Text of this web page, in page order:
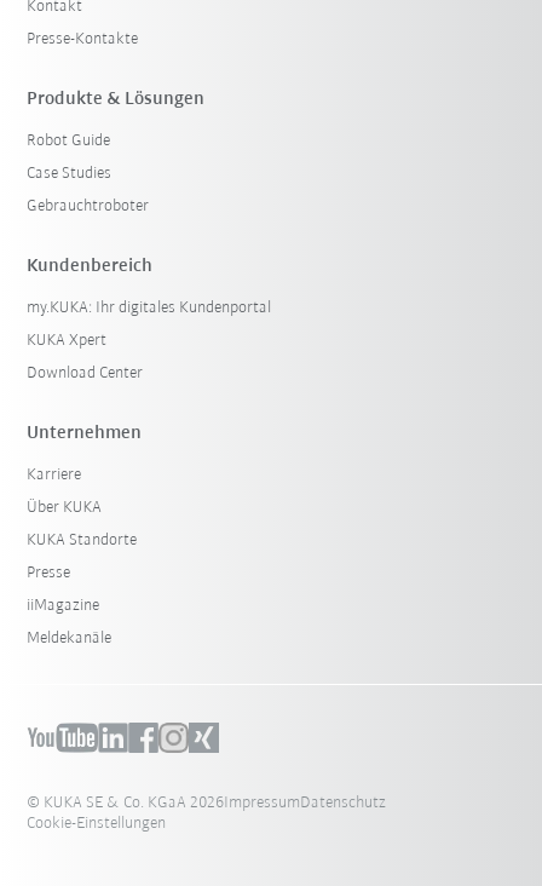
Kontakt
Presse-Kontakte
Produkte & Lösungen
Robot Guide
Case Studies
Gebrauchtroboter
Kundenbereich
my.KUKA: Ihr digitales Kundenportal
KUKA Xpert
Download Center
Unternehmen
Karriere
Über KUKA
KUKA Standorte
Presse
iiMagazine
Meldekanäle
© KUKA SE & Co. KGaA 2026ImpressumDatenschutz
Cookie-Einstellungen